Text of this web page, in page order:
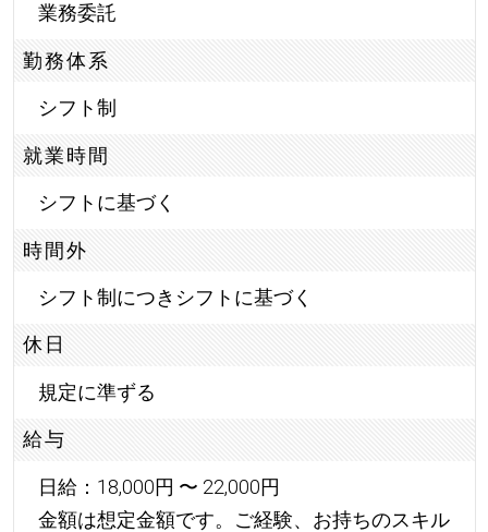
業務委託
勤務体系
シフト制
就業時間
シフトに基づく
時間外
シフト制につきシフトに基づく
休日
規定に準ずる
給与
日給：18,000円 〜 22,000円
金額は想定金額です。ご経験、お持ちのスキル